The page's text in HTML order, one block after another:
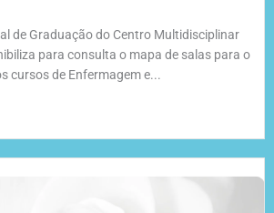
de Graduação do Centro Multidisciplinar
para consulta o mapa de salas para o
cursos de Enfermagem e...